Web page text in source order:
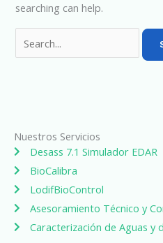
searching can help.
Nuestros Servicios
Desass 7.1 Simulador EDAR
BioCalibra
LodifBioControl
Asesoramiento Técnico y
Caracterización de Aguas y